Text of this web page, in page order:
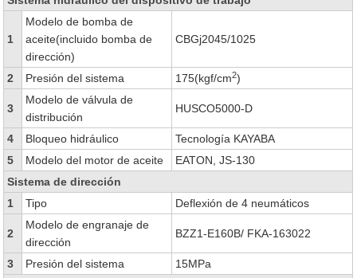
1
Modelo de bomba de
aceite(incluido bomba de
dirección)
CBGj2045/1025
2 Presión del sistema 175(kgf/cm2)
3
Modelo de válvula de
distribución
HUSCO5000-D
4 Bloqueo hidráulico
Tecnología KAYABA
5
Modelo del motor de aceite
EATON, JS-130
Sistema de dirección
1
Tipo Deflexión de 4 neumáticos
2
Modelo de engranaje de
dirección
BZZ1-E160B/ FKA-163022
3 Presión del sistema
15MPa